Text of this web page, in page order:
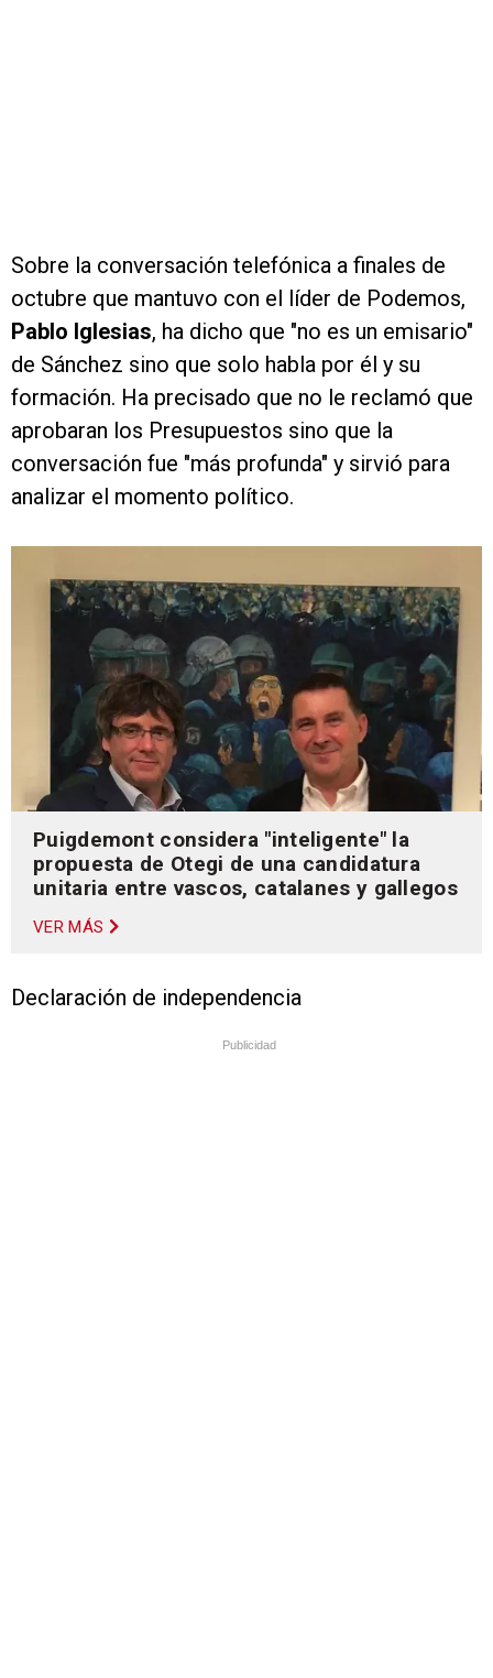
Sobre la conversación telefónica a finales de
octubre que mantuvo con el líder de Podemos,
Pablo Iglesias, ha dicho que "no es un emisario"
de Sánchez sino que solo habla por él y su
formación. Ha precisado que no le reclamó que
aprobaran los Presupuestos sino que la
conversación fue "más profunda" y sirvió para
analizar el momento político.
Puigdemont considera "inteligente" la
propuesta de Otegi de una candidatura
unitaria entre vascos, catalanes y gallegos
VER MÁS
Declaración de independencia
Publicidad